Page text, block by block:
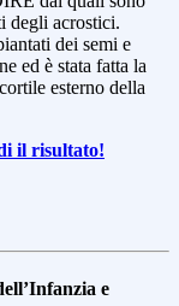
degli acrostici.
dei semi e
ed è stata fatta la
esterno della
il risultato!
e